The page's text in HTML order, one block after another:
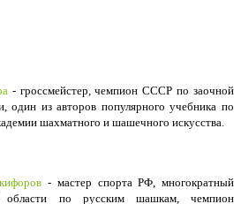
- гроссмейстер, чемпион СССР по заочной
один из авторов популярного учебника по
шахматного и шашечного искусства.
- мастер спорта РФ, многократный
области по русским шашкам, чемпион